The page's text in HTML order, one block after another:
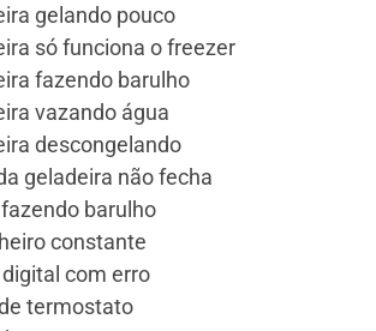
gelando pouco
só funciona o freezer
fazendo barulho
vazando água
descongelando
geladeira não fecha
barulho
constante
com erro
termostato